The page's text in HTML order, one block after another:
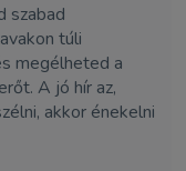
szabad
túli
megélheted a
A jó hír az,
akkor énekelni